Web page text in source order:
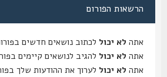
הרשאות הפורום
לא יכול לכתוב נושאים חדשים בפורום זה
לא יכול להגיב לנושאים קיימים בפורום זה
לא יכול לערוך את ההודעות שלך בפורום